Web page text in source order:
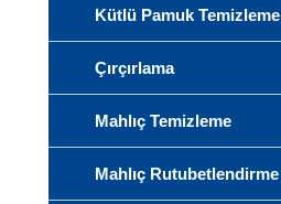
Kütlü Pamuk Temizleme
Çırçırlama
Mahlıç Temizleme
Mahlıç Rutubetlendirme